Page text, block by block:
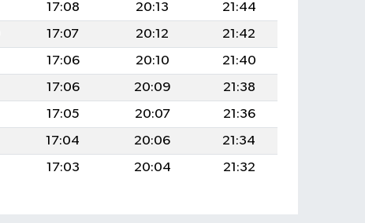
17:08 20:13
21:44
17:07 20:12
21:42
17:06 20:10
21:40
17:06 20:09
21:38
17:05 20:07
21:36
17:04 20:06
21:34
17:03 20:04 21:32